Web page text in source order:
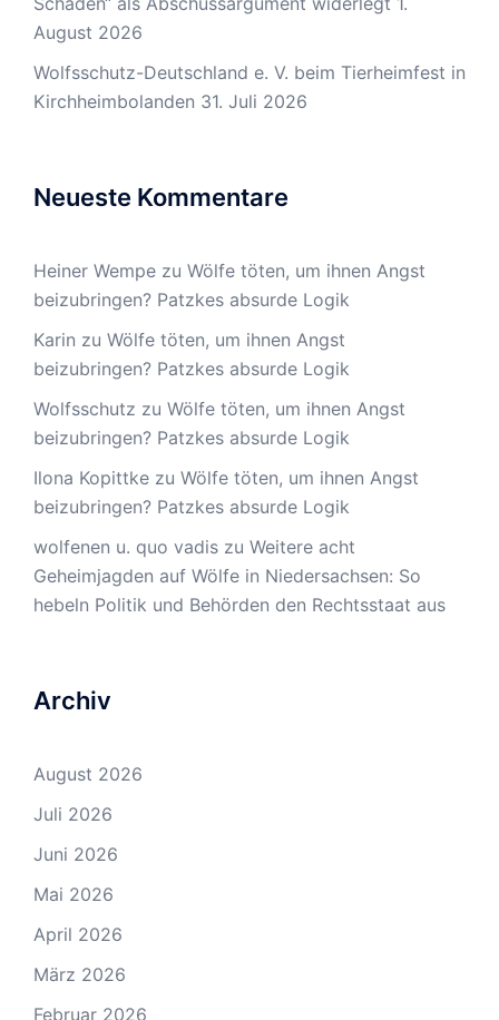
August 2026
Wolfsschutz-Deutschland e. V. beim Tierheimfest in
Kirchheimbolanden 31. Juli 2026
Neueste Kommentare
Heiner Wempe zu Wölfe töten, um ihnen Angst
beizubringen? Patzkes absurde Logik
Karin zu Wölfe töten, um ihnen Angst
beizubringen? Patzkes absurde Logik
Wolfsschutz zu Wölfe töten, um ihnen Angst
beizubringen? Patzkes absurde Logik
Ilona Kopittke zu Wölfe töten, um ihnen Angst
beizubringen? Patzkes absurde Logik
wolfenen u. quo vadis zu Weitere acht
Geheimjagden auf Wölfe in Niedersachsen: So
hebeln Politik und Behörden den Rechtsstaat aus
Archiv
August 2026
Juli 2026
Juni 2026
Mai 2026
April 2026
März 2026
Februar 2026